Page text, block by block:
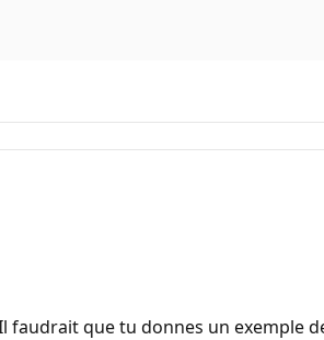
que tu donnes un exemple